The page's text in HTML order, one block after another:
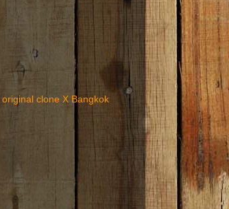
original clone X Bangkok